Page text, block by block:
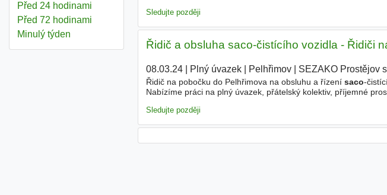
Před 24 hodinami
Před 72 hodinami
Minulý týden
Sledujte později
Řidič a obsluha saco-čistícího vozidla - Řidiči
08.03.24| Plný úvazek| Pelhřimov| SEZAKO Prostějov
Řidič na pobočku do Pelhřimova na obsluhu a řízení saco-
Nabízíme práci na plný úvazek, přátelský kolektiv, příjemné
Sledujte později